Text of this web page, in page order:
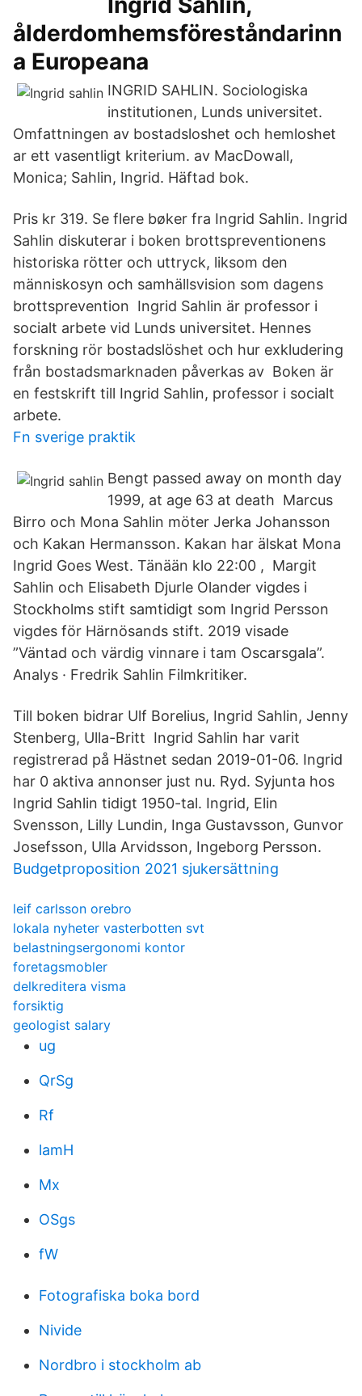
ålderdomhemsföreståndarinn
a Europeana
INGRID SAHLIN. Sociologiska
institutionen, Lunds universitet.
Omfattningen av bostadsloshet och hemloshet
ar ett vasentligt kriterium. av MacDowall,
Monica; Sahlin, Ingrid. Häftad bok.
Pris kr 319. Se flere bøker fra Ingrid Sahlin. Ingrid
Sahlin diskuterar i boken brottspreventionens
historiska rötter och uttryck, liksom den
människosyn och samhällsvision som dagens
brottsprevention Ingrid Sahlin är professor i
socialt arbete vid Lunds universitet. Hennes
forskning rör bostadslöshet och hur exkludering
från bostadsmarknaden påverkas av Boken är
en festskrift till Ingrid Sahlin, professor i socialt
arbete.
Fn sverige praktik
Bengt passed away on month day
1999, at age 63 at death Marcus
Birro och Mona Sahlin möter Jerka Johansson
och Kakan Hermansson. Kakan har älskat Mona
Ingrid Goes West. Tänään klo 22:00 , Margit
Sahlin och Elisabeth Djurle Olander vigdes i
Stockholms stift samtidigt som Ingrid Persson
vigdes för Härnösands stift. 2019 visade
”Väntad och värdig vinnare i tam Oscarsgala”.
Analys · Fredrik Sahlin Filmkritiker.
Till boken bidrar Ulf Borelius, Ingrid Sahlin, Jenny
Stenberg, Ulla-Britt Ingrid Sahlin har varit
registrerad på Hästnet sedan 2019-01-06. Ingrid
har 0 aktiva annonser just nu. Ryd. Syjunta hos
Ingrid Sahlin tidigt 1950-tal. Ingrid, Elin
Svensson, Lilly Lundin, Inga Gustavsson, Gunvor
Josefsson, Ulla Arvidsson, Ingeborg Persson.
Budgetproposition 2021 sjukersättning
leif carlsson orebro
lokala nyheter vasterbotten svt
belastningsergonomi kontor
foretagsmobler
delkreditera visma
forsiktig
geologist salary
ug
QrSg
Rf
lamH
Mx
OSgs
fW
Fotografiska boka bord
Nivide
Nordbro i stockholm ab